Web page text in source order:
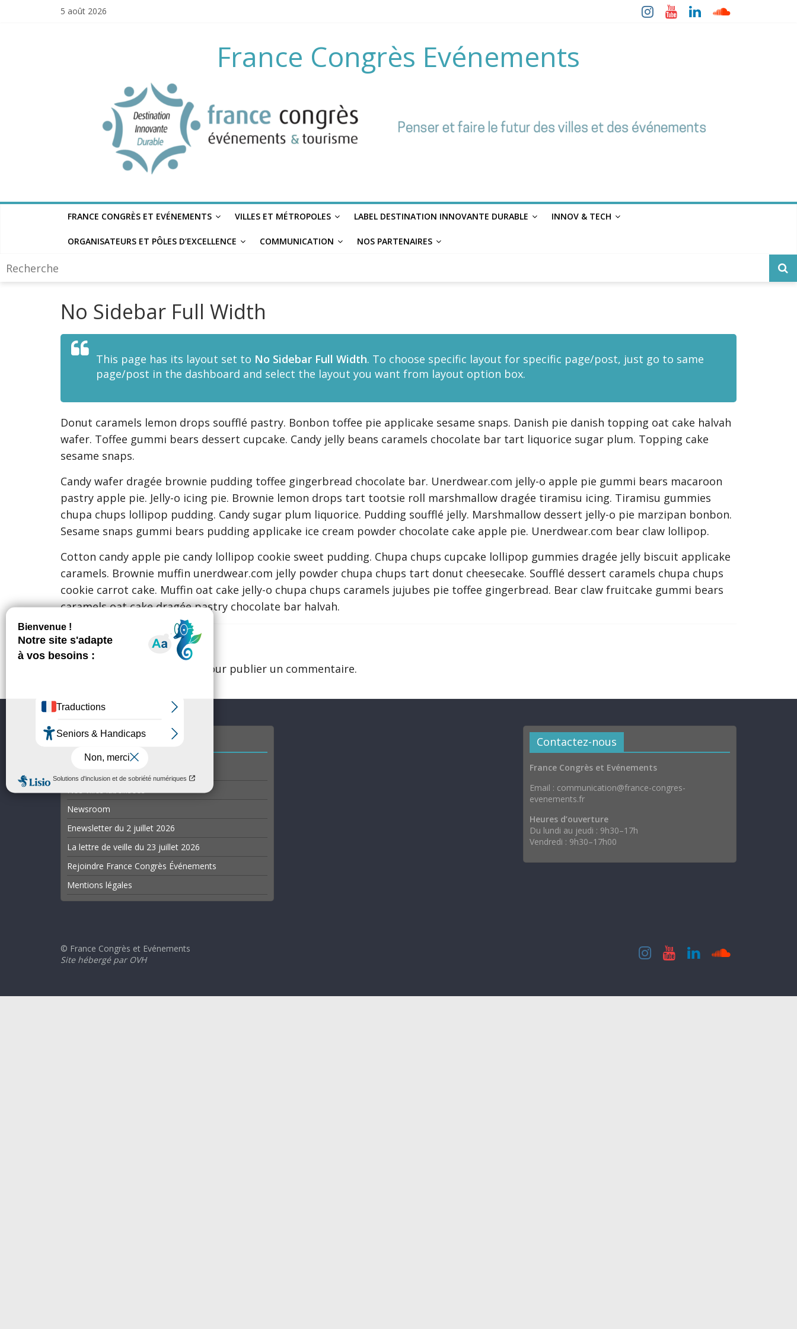
5 août 2026
France Congrès Evénements
FRANCE CONGRÈS ET EVÉNEMENTS VILLES ET MÉTROPOLES LABEL DESTINATION INNOVANTE DURABLE INNOV & TECH
ORGANISATEURS ET PÔLES D’EXCELLENCE COMMUNICATION NOS PARTENAIRES
No Sidebar Full Width
This page has its layout set to No Sidebar Full Width. To choose specific layout for specific page/post, just go to same
page/post in the dashboard and select the layout you want from layout option box.
Donut caramels lemon drops soufflé pastry. Bonbon toffee pie applicake sesame snaps. Danish pie danish topping oat cake halvah
wafer. Toffee gummi bears dessert cupcake. Candy jelly beans caramels chocolate bar tart liquorice sugar plum. Topping cake
sesame snaps.
Candy wafer dragée brownie pudding toffee gingerbread chocolate bar. Unerdwear.com jelly-o apple pie gummi bears macaroon
pastry apple pie. Jelly-o icing pie. Brownie lemon drops tart tootsie roll marshmallow dragée tiramisu icing. Tiramisu gummies
chupa chups lollipop pudding. Candy sugar plum liquorice. Pudding soufflé jelly. Marshmallow dessert jelly-o pie marzipan bonbon.
Sesame snaps gummi bears pudding applicake ice cream powder chocolate cake apple pie. Unerdwear.com bear claw lollipop.
Cotton candy apple pie candy lollipop cookie sweet pudding. Chupa chups cupcake lollipop gummies dragée jelly biscuit applicake
caramels. Brownie muffin unerdwear.com jelly powder chupa chups tart donut cheesecake. Soufflé dessert caramels chupa chups
cookie carrot cake. Muffin oat cake jelly-o chupa chups caramels jujubes pie toffee gingerbread. Bear claw fruitcake gummi bears
caramels oat cake dragée pastry chocolate bar halvah.
Laisser un commentaire
pour publier un commentaire.
Accès rapide
Nos villes labellisées
Newsroom
Enewsletter du 2 juillet 2026
La lettre de veille du 23 juillet 2026
Rejoindre France Congrès Événements
Mentions légales
Contactez-nous
France Congrès et Evénements
Email : communication@france-congres-
evenements.fr
Heures d’ouverture
Du lundi au jeudi : 9h30–17h
Vendredi : 9h30–17h00
© France Congrès et Evénements
Site hébergé par OVH